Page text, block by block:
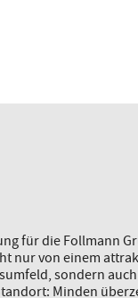
für die Follmann
nur von einem
sondern
Minden